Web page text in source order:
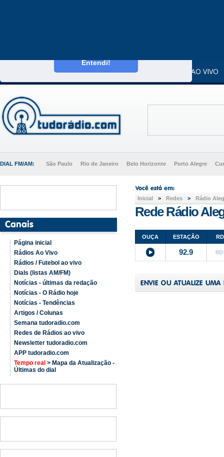
Entendi!
CAPA DIALS RÁDIOS AO VIVO
DIAL FM/AM: São Paulo Rio de Janeiro Belo Horizonte Porto Alegre
Página inicial
Rádios Ao Vivo
Rádios / Futebol ao vivo
Dials (listas AM/FM)
Notícias - últimas da redação
Notícias - O Rádio hoje
Notícias - Tendências
Artigos / Colunas
Semana tudoradio.com
Redes de Rádios ao vivo
Newsletter tudoradio.com
APP tudoradio.com
Tempo real > Mapa da Atualização -
Últimas do dial
Inicial > Redes > Rádio
Rede Rádio
OUÇA ESTAÇÃO
92.9